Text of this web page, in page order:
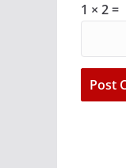
1 × 2 =